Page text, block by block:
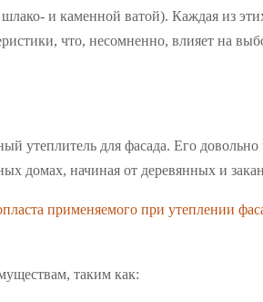
шлако- и каменной ватой). Каждая из
что, несомненно, влияет на
утеплитель для фасада. Его
домах, начиная от деревянных и
таким как: